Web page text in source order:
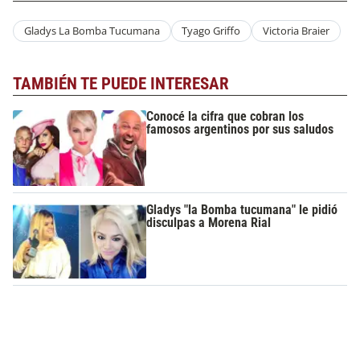
Gladys La Bomba Tucumana Tyago Griffo Victoria Braier
TAMBIÉN TE PUEDE INTERESAR
Conocé la cifra que cobran los
famosos argentinos por sus saludos
Gladys "la Bomba tucumana" le pidió
disculpas a Morena Rial